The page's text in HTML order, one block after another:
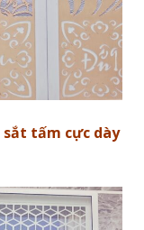
sắt tấm cực dày